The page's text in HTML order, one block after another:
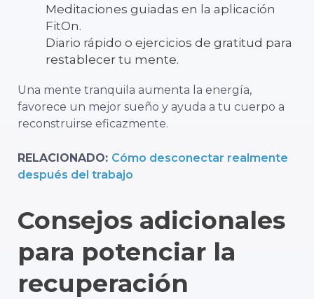
Meditaciones guiadas en la aplicación
FitOn.
Diario rápido o ejercicios de gratitud para
restablecer tu mente.
Una mente tranquila aumenta la energía,
favorece un mejor sueño y ayuda a tu cuerpo a
reconstruirse eficazmente.
RELACIONADO: Cómo desconectar realmente
después del trabajo
Consejos adicionales
para potenciar la
recuperación